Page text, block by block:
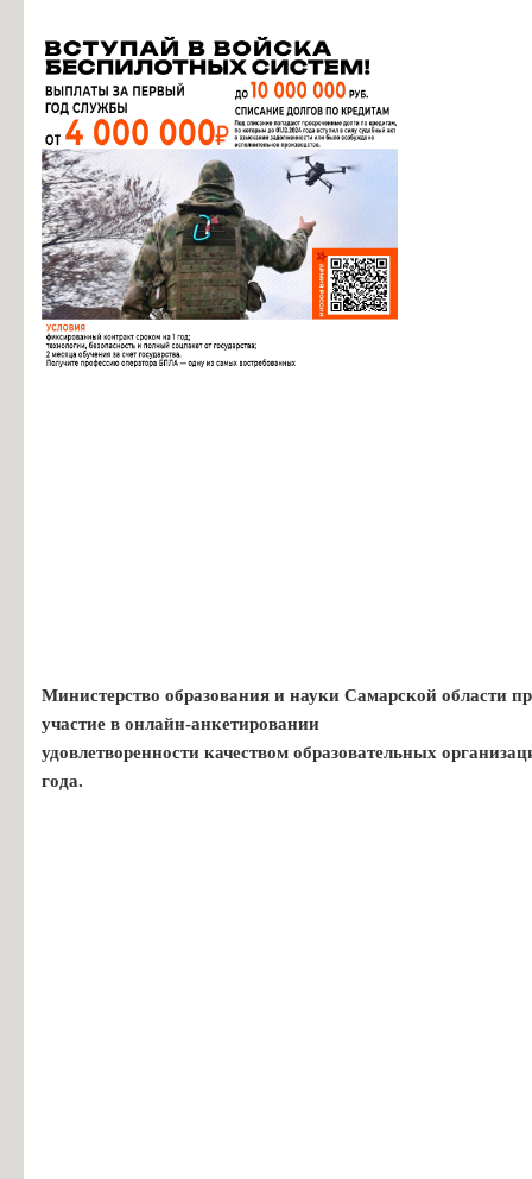
Министерство образования и науки Самарской области
участие в онлайн-анкетировании
удовлетворенности качеством образовательных
года.